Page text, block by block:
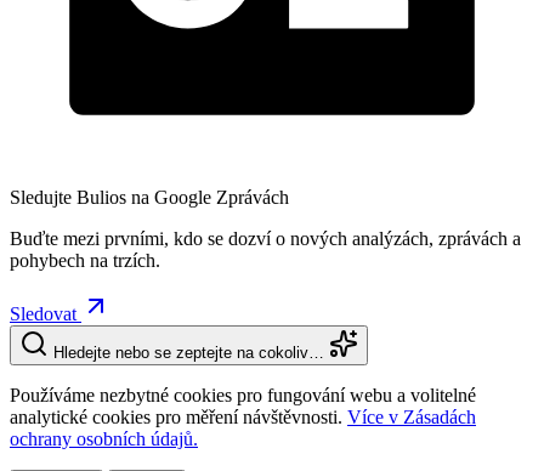
Sledujte Bulios na Google Zprávách
Buďte mezi prvními, kdo se dozví o nových analýzách, zprávách a
pohybech na trzích.
Sledovat
Hledejte nebo se zeptejte na cokoliv…
Používáme nezbytné cookies pro fungování webu a volitelné
analytické cookies pro měření návštěvnosti. Více v Zásadách
ochrany osobních údajů.